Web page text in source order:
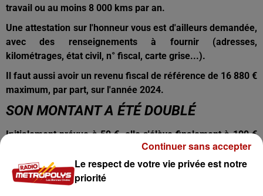
travail ou au moins 8 000 kms par an.
Une attestation sur l'honneur vous est d'ailleurs demandée,
avec des renseignements à fournir (adresses,
kilométrages, état civil, n° fiscal, carte grise...).
Il faut aussi avoir un revenu fiscal de référence de 16 880 €
maximum, par part, sur l'année 2024.
SON MONTANT A ÉTÉ DOUBLÉ
Initialement prévue à 50 €, elle s'élève finalement à 100 €
et les versements se font entre 10 jours à deux semaines
après validation.
Elle arrive directement sur le compte bancaire des
Le respect de votre vie privée est notre
priorité
Continuer sans accepter